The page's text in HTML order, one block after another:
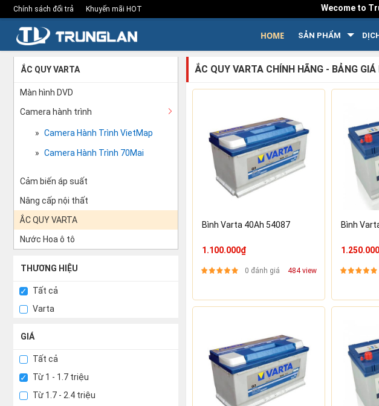
Chính sách đổi trả Khuyến mãi HOT Wecome to Trung
HOME SẢN PHẨM
ẮC QUY VARTA CHÍNH HÃNG - BẢNG
Bình Varta 40Ah 54087
1.100.000₫
0 đánh giá 484 view
Bình
ẮC QUY VARTA
Màn hình DVD
Camera hành trình
Camera Hành Trình VietMap
Camera Hành Trình 70Mai
Cảm biến áp suất
Nâng cấp nội thất
ẮC QUY VARTA
Nước Hoa ô tô
THƯƠNG HIỆU
Tất cả
Varta
GIÁ
Tất cả
Từ 1 - 1.7 triệu
Từ 1.7 - 2.4 triệu